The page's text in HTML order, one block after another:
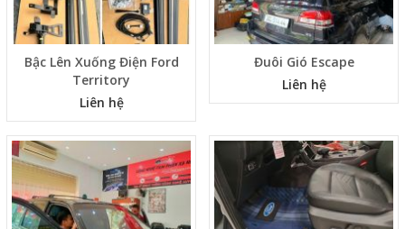
Bậc Lên Xuống Điện Ford
Territory
Liên hệ
Đuôi Gió Escape
Liên hệ